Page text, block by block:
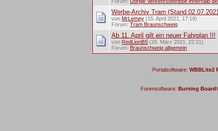
Werbe-Archiv Tram (Stand
von MrLemey(15. April 2021, 17:19)
Forum: Tram Braunschweig
Ab 11. April gilt ein neuer Fahrplan !!!
von RedLionBS(26. März 2021, 22:21)
Forum: Braunschweig allgemein
Portalsoftware: WBBLite2
Forensoftware: Burning